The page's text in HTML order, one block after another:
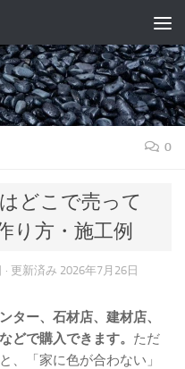
0
どこで売って
り方・施工例
· 更新済み 2026年7月26日
ター、石材店、建材店、
どで購入できます。 ただ
、「家に色が合わない」